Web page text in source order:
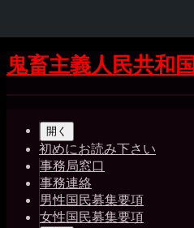
コ
ン
テ
鬼畜主義人民共和国
開く
初めにお読み下さい
事務局窓口
事務連絡
男性国民募集要項
女性国民募集要項